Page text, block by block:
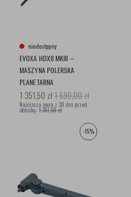
niedostępny
EVOXA HDX8 MKIII –
MASZYNA POLERSKA
PLANETARNA
1 351,50 zł1 590,00zł
Najniższa cena z 30 dni przed
obniżką: 1 351,50 zł
-15%